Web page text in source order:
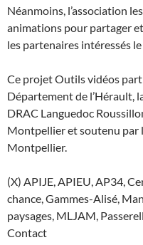
Néanmoins, l’association
animations pour partager
les partenaires intéressés
Ce projet Outils vidéos
Département de l’Hérault,
DRAC Languedoc
Montpellier et soutenu par
Montpellier.
(X) APIJE, APIEU, AP34,
chance, Gammes-Alisé,
paysages, MLJAM,
Contact